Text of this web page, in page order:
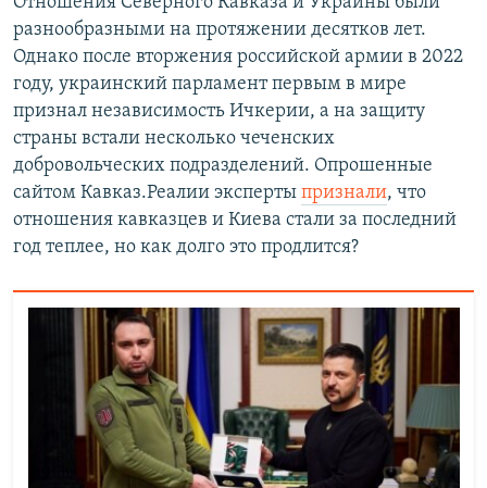
разнообразными на протяжении десятков лет.
Однако после вторжения российской армии в 2022
году, украинский парламент первым в мире
признал независимость Ичкерии, а на защиту
страны встали несколько чеченских
добровольческих подразделений. Опрошенные
сайтом Кавказ.Реалии эксперты признали, что
отношения кавказцев и Киева стали за последний
год теплее, но как долго это продлится?